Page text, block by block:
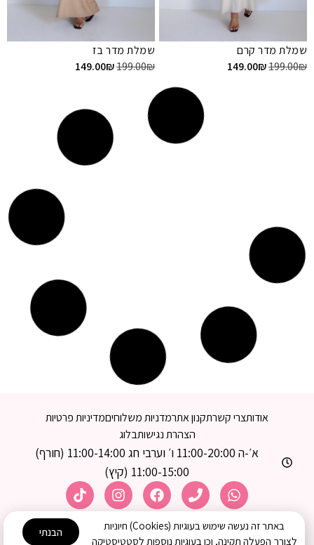
שמלת מדר קרם
199.00₪
149.00₪
שמלת מדר בז
199.00₪
149.00₪
שמלת מדר אפור
149.00
שמלת מיאל ורוד
139.00
₪
!SOLD OUT
באתר זה נעשה שימוש בעוגיות (Cookies) חיוניות
לצורך הפעלה תקינה, וכן בעוגיות נוספות לסטטיסטיקה
הבנתי